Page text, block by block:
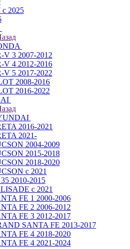
с 2025
V 3 2007-2012
V 4 2012-2016
V 5 2017-2022
2008-2016
2016-2022
2016-2021
2021-
2004-2009
2015-2018
2018-2020
с 2021
2010-2015
с 2021
FE 1 2000-2006
FE 2 2006-2012
FE 3 2012-2017
SANTA FE 2013-2017
FE 4 2018-2020
FE 4 2021-2024